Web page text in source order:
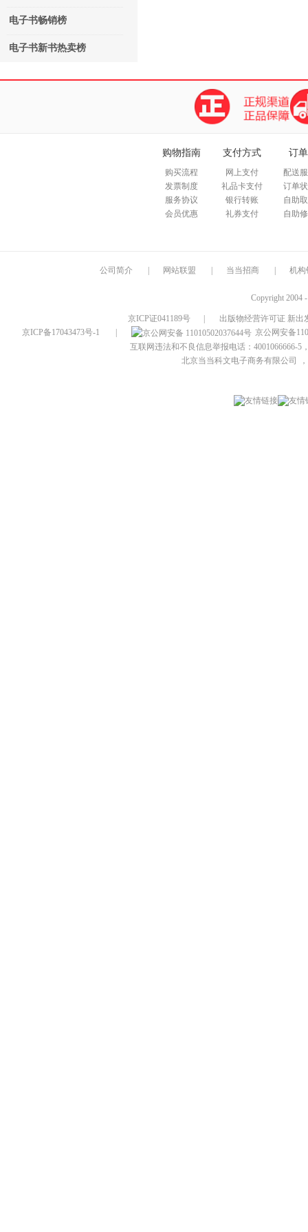
电子书畅销榜
电子书新书热卖榜
购物指南
购买流程
发票制度
服务协议
会员优惠
支付方式
网上支付
礼品卡支付
银行转账
礼券支付
订
配送
订单
自助
自助
公司简介 网站联盟 当当招商 机构
Copyright 2004
京ICP证041189号
出版物经营许可证 新出
京ICP备17043473号-1
京公网安备
互联网违法和不良信息举报电话：4001066666-5
北京当当科文电子商务有限公司